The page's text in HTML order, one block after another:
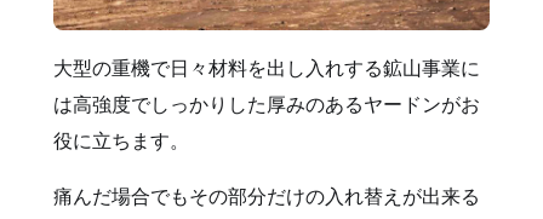
大型の重機で日々材料を出し入れする鉱山事業に
は高強度でしっかりした厚みのあるヤードンがお
役に立ちます。
痛んだ場合でもその部分だけの入れ替えが出来る